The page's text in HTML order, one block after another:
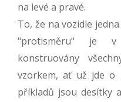
na levé a pravé.
To, že na vozidle
"protisměru" je
konstruovány
vzorkem, ať už jde o
příkladů jsou desítky